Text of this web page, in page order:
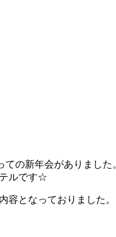
の新年会がありました
ルです☆
容となっておりました。